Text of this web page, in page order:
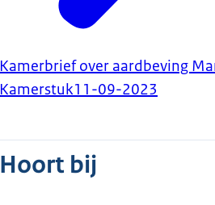
Kamerbrief over aardbeving
Kamerstuk11-09-2023
Hoort bij